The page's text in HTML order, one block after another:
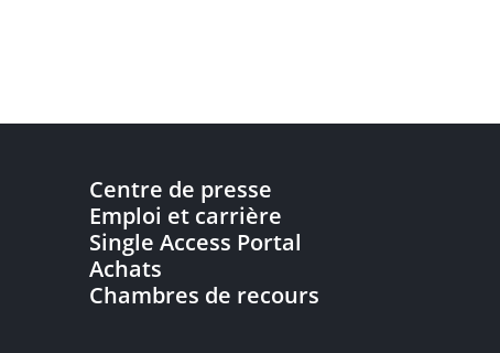
Centre de presse
Emploi et carrière
Single Access Portal
Achats
Chambres de recours